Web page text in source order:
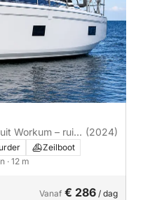
Workum – ruim, (2024)
Zeilboot
· 12 m
Vanaf € 286 / dag